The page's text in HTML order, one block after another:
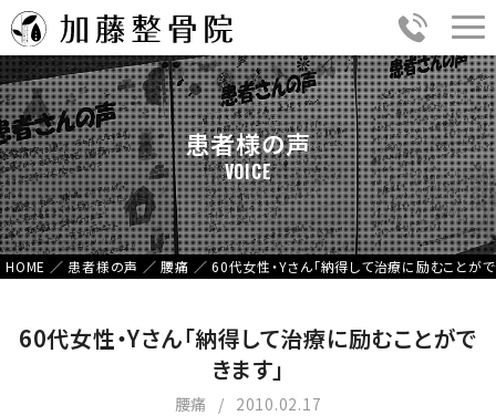
患者様の声
VOICE
HOME ／ 患者様の声 ／腰痛 ／ 60代女性・Yさん「納得して治療に励むことがで
60代女性・Yさん「納得して治療に励むことがで
きます」
腰痛 2010.02.17